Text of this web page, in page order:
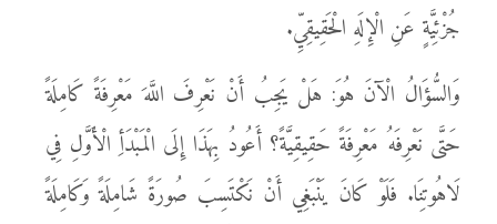
جُزْئِيَّةٍ عَنِ الْإِلَهِ الْحَقِيقِيِّ.
وَالسُّؤَالُ الْآنَ هُوَ: هَلْ يَجِبُ أَنْ نَعْرِفَ اللَّهَ مَعْرِفَةً كَامِلَةً
حَتَّى نَعْرِفَهُ مَعْرِفَةً حَقِيقِيَّةً؟ أَعُودُ بِهَذَا إِلَى الْمَبْدَأِ الْأَوَّلِ فِي
لَاهُوتِنَا. فَلَوْ كَانَ يَنْبَغِي أَنْ نَكْتَسِبَ صُورَةً شَامِلَةً وَكَامِلَةً